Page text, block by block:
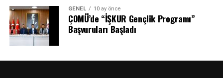
GENEL 10 ay önce
ÇOMÜ’de “İŞKUR Gençlik Programı”
Başvuruları Başladı